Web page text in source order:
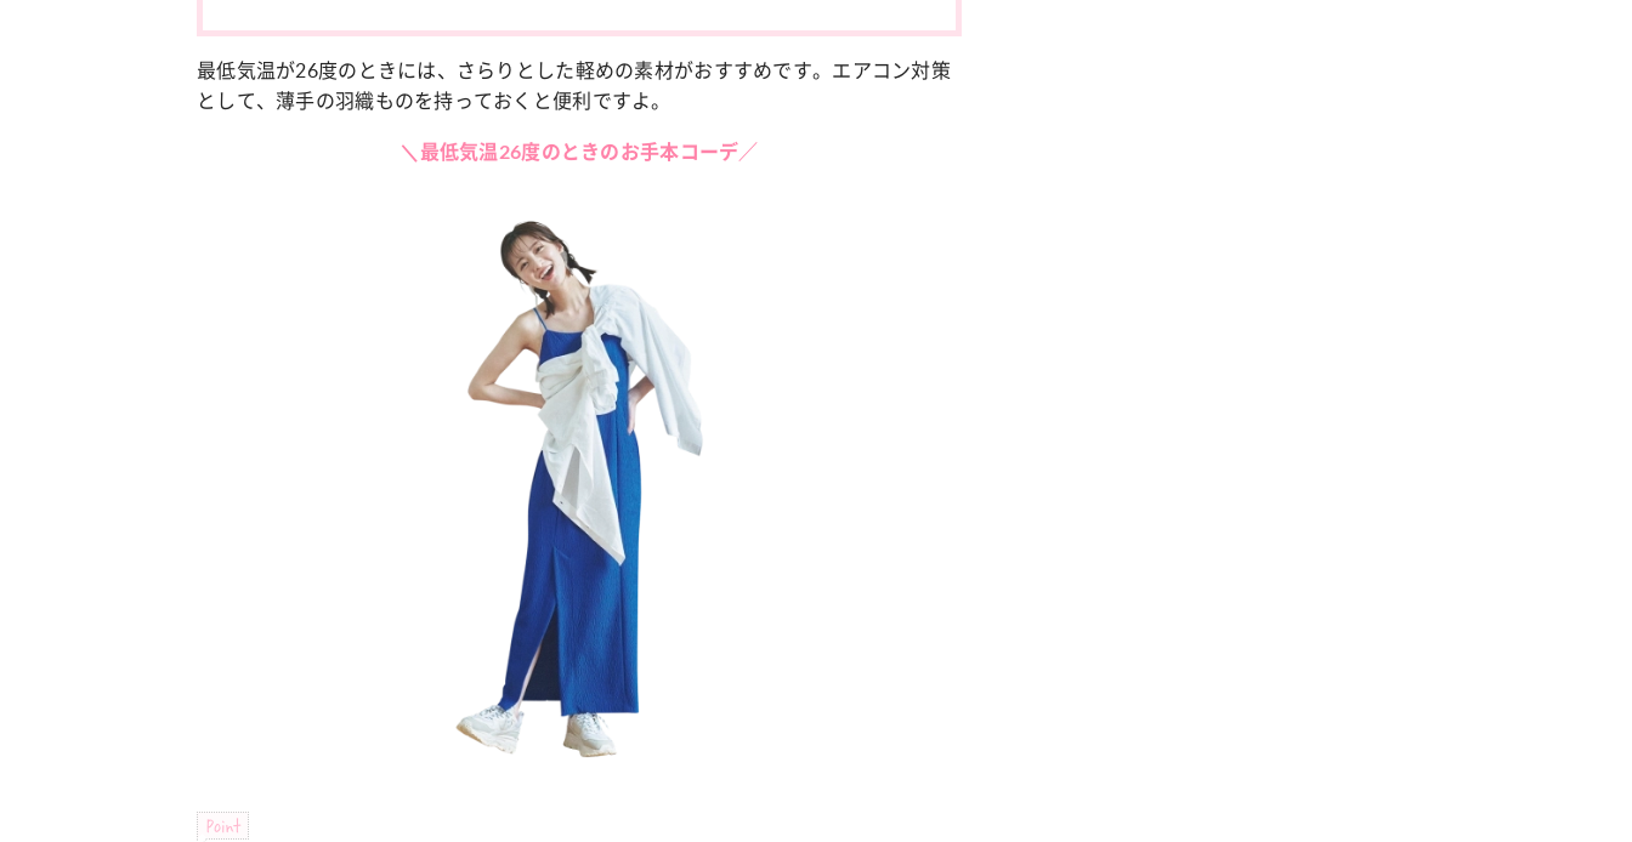
最低気温が26度のときには、さらりとした軽めの素材がおすすめです。エアコン対策
として、薄手の羽織ものを持っておくと便利ですよ。
＼最低気温26度のときのお手本コーデ／
Point